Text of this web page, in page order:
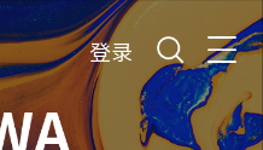
登录